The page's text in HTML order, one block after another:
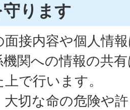
ります
面接内容や個人情
関への情報の共
で行います。
大切な命の危険や